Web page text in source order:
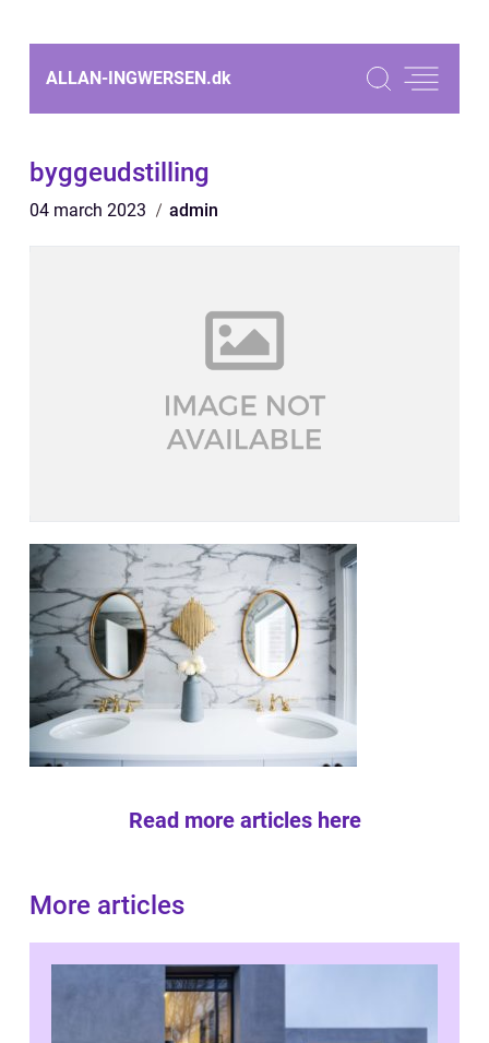
ALLAN-INGWERSEN.dk
byggeudstilling
04 march 2023 admin
Read more articles here
More articles